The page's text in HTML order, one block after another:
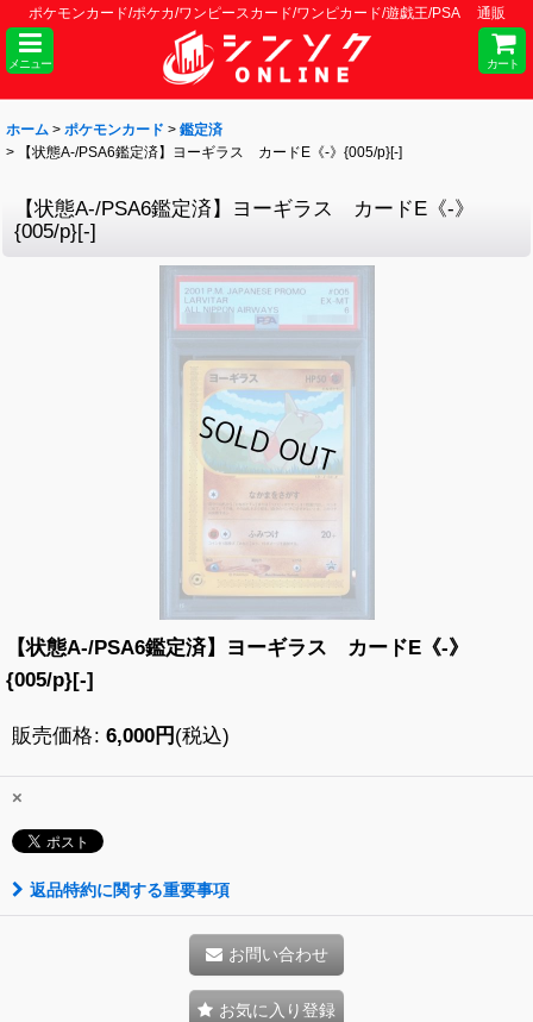
ポケモンカード/ポケカ/ワンピースカード/ワンピカード/遊戯王/PSA 通販
メニュー カート
ホーム > ポケモンカード > 鑑定済
>
【状態A-/PSA6鑑定済】ヨーギラス カードE《-》{005/p}[-]
【状態A-/PSA6鑑定済】ヨーギラス カードE《-》
{005/p}[-]
【状態A-/PSA6鑑定済】ヨーギラス カードE《-》
{005/p}[-]
販売価格: 6,000円 (税込)
×
返品特約に関する重要事項
お問い合わせ
お気に入り登録